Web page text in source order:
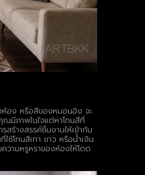
ห้อง หรือสีของหมอนอิง จะ
มีภาพในใจแต่หาโทนสีที่
ร้างสรรค์ชิ้นงานให้เข้ากับ
ช้โทนสีเทา ขาว หรือน้ำเงิน
วามหรูหราของห้องให้โดด